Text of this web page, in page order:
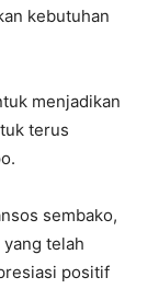
kebutuhan
menjadikan
terus
sembako,
telah
positif